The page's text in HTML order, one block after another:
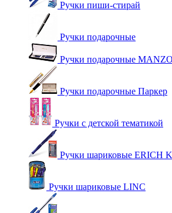
Ручки пиши-стирай
Ручки подарочные
Ручки подарочные
Ручки подарочные Паркер
Ручки с детской тематикой
Ручки шариковые ERICH
Ручки шариковые LINC